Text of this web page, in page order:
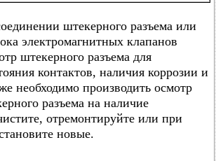
штекерного разъема или
электромагнитных клапанов
штекерного разъема для
контактов, наличия коррозии и
необходимо производить осмотр
разъема на наличие
отремонтируйте или при
новые.